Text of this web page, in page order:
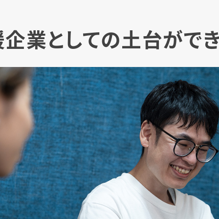
業としての土台がで